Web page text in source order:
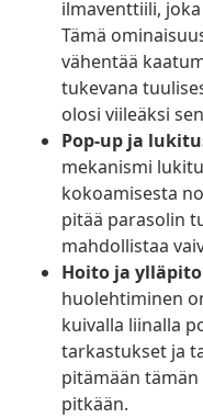
ilmaventtiili,
Tämä
vähentää
tukevana
olosi viileäksi
Pop-up ja
mekanismi
kokoamisesta
pitää parasolin
mahdollistaa
Hoito ja ylläpito
huolehtiminen
kuivalla liinalla
tarkastukset ja
pitämään
pitkään.